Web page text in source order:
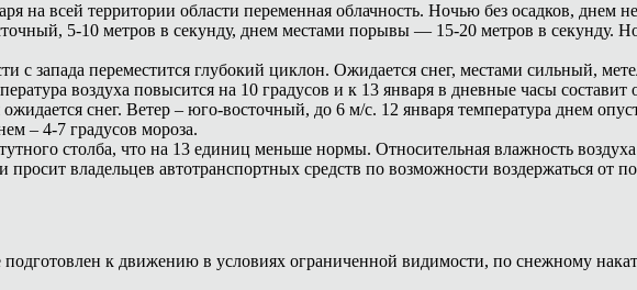
на всей территории области переменная облачность. Ночью без осадков, днем
5-10 метров в секунду, днем местами порывы — 15-20 метров в секунду.
с запада переместится глубокий циклон. Ожидается снег, местами сильный,
воздуха повысится на 10 градусов и к 13 января в дневные часы
снег. Ветер – юго-восточный, до 6 м/с. 12 января температура днем
– 4-7 градусов мороза.
столба, что на 13 единиц меньше нормы. Относительная влажность
владельцев автотранспортных средств по возможности воздержаться от
подготовлен к движению в условиях ограниченной видимости, по снежному